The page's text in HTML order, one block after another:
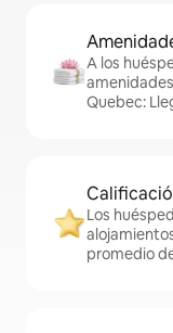
A los
Quebec:
Los
promedio